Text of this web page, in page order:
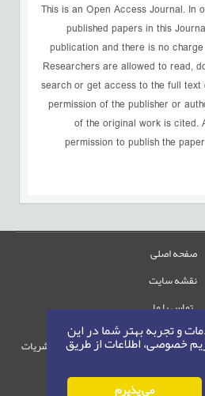
و تجربه بهتر شما در این
خصوصی، اطلاعات از طریق
می پذیرم
This is an Open Access Journal. In
published papers in this
publication and there is no
Researchers are allowed to read,
search or get access to the full
permission of the publisher or
of the original work is cited.
permission to publish the
صفحه اصلی
نقشه سایت
تماس با ما
وب‌سایت متعلق به سامانه مدیریت نشریات
حق نشر 1405-1396